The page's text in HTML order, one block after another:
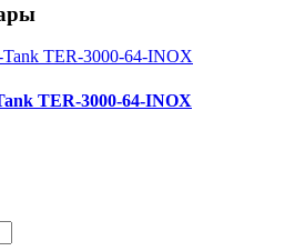
TER-3000-64-INOX